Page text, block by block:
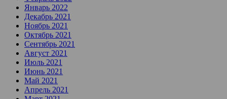
Январь 2022
Декабрь 2021
Ноябрь 2021
Октябрь 2021
Сентябрь 2021
Август 2021
Июль 2021
Июнь 2021
Май 2021
Апрель 2021